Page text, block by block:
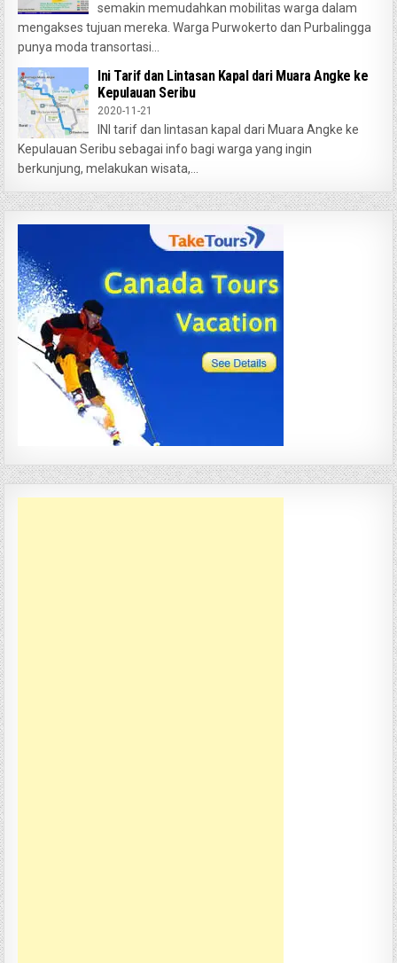
semakin memudahkan mobilitas warga dalam
mengakses tujuan mereka. Warga Purwokerto dan Purbalingga
punya moda transortasi...
Ini Tarif dan Lintasan Kapal dari Muara Angke ke
Kepulauan Seribu
2020-11-21
INI tarif dan lintasan kapal dari Muara Angke ke
Kepulauan Seribu sebagai info bagi warga yang ingin
berkunjung, melakukan wisata,...